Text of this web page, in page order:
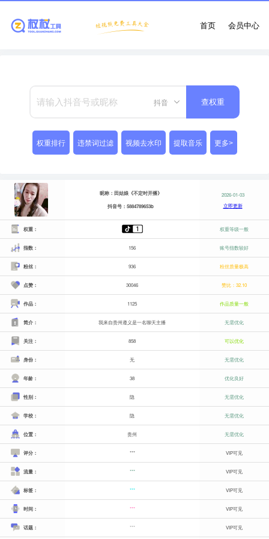
会员中心
首页
抖音 查权重
权重排行 违禁词过滤 视频去水印 提取音乐 更多>
昵称：田姑娘《不定时开播》
抖音号：5884789653b
2026-01-03
立即更新
权重： 权重等级一般
指数： 156 账号指数较好
粉丝： 936 粉丝质量极高
点赞： 30046 赞比：32.10
作品： 1125 作品质量一般
简介： 我来自贵州遵义是一名聊天主播 无需优化
关注： 858 可以优化
身份： 无 无需优化
年龄： 38 优化良好
性别： 隐 无需优化
学校： 隐 无需优化
位置： 贵州 无需优化
评分： *** VIP可见
流量： *** VIP可见
标签： *** VIP可见
时间： *** VIP可见
话题： *** VIP可见